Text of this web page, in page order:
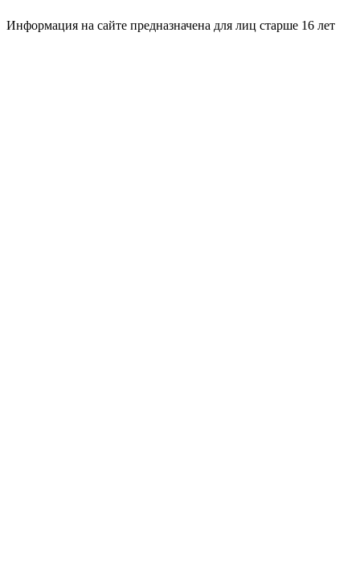
Информация на сайте предназначена для лиц старше 16 лет